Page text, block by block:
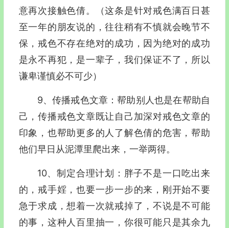
意再次接触色倩。（这条是针对戒色满百日甚
至一年的朋友说的，往往稍有不慎就会晚节不
保，戒色不存在绝对的成功，因为绝对的成功
是永不再犯，是一辈子，我们保证不了，所以
谦卑谨慎必不可少）
9、传播戒色文章：帮助别人也是在帮助自
己，传播戒色文章既让自己加深对戒色文章的
印象，也帮助更多的人了解色倩的危害，帮助
他们早日从泥潭里爬出来，一举两得。
10、制定合理计划：胖子不是一口吃出来
的，戒手婬，也要一步一步的来，刚开始不要
急于求成，想着一次就戒掉了，不说是不可能
的事，这种人百里抽一，你很可能只是其余九